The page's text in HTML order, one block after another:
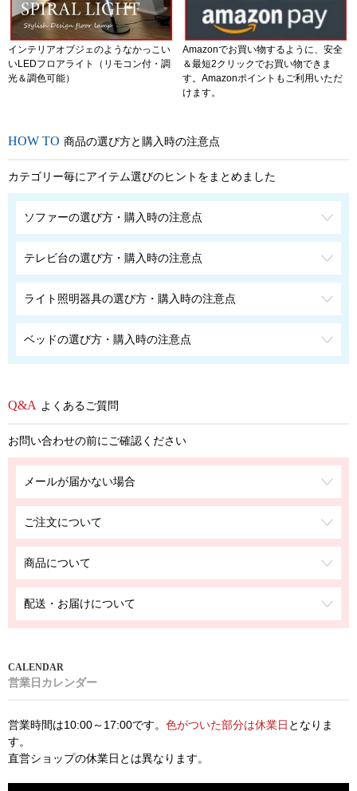
インテリアオブジェのようなかっこい
いLEDフロアライト（リモコン付・調
光＆調色可能）
Amazonでお買い物するように、安全
＆最短2クリックでお買い物できま
す。Amazonポイントもご利用いただ
けます。
商品の選び方と購入時の注意点
カテゴリー毎にアイテム選びのヒントをまとめました
ソファーの選び方・購入時の注意点
テレビ台の選び方・購入時の注意点
ライト照明器具の選び方・購入時の注意点
ベッドの選び方・購入時の注意点
よくあるご質問
お問い合わせの前にご確認ください
メールが届かない場合
ご注文について
商品について
配送・お届けについて
営業日カレンダー
営業時間は10:00～17:00です。 色がついた部分は休業日 となりま
す。
直営ショップの休業日とは異なります。